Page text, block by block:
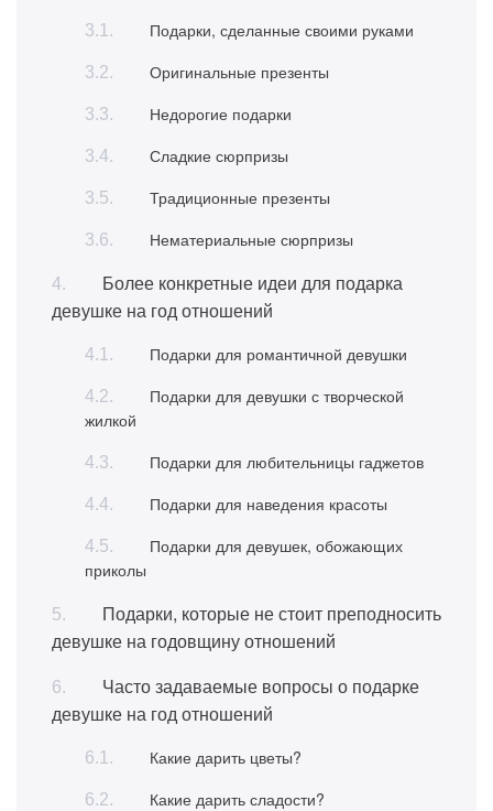
Подарки, сделанные своими руками
Оригинальные презенты
Недорогие подарки
Сладкие сюрпризы
Традиционные презенты
Нематериальные сюрпризы
Более конкретные идеи для подарка
девушке на год отношений
Подарки для романтичной девушки
Подарки для девушки с творческой
жилкой
Подарки для любительницы гаджетов
Подарки для наведения красоты
Подарки для девушек, обожающих
приколы
Подарки, которые не стоит преподносить
девушке на годовщину отношений
Часто задаваемые вопросы о подарке
девушке на год отношений
Какие дарить цветы?
Какие дарить сладости?